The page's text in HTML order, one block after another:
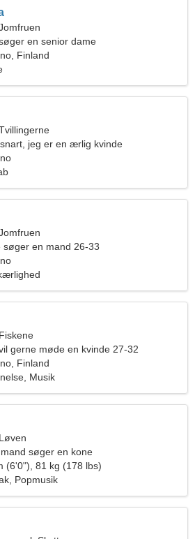
en senior dame
Finland
jeg er en ærlig kvinde
søger en mand 26-33
gerne møde en kvinde 27-32
Finland
Musik
søger en kone
(6'0"), 81 kg (178 lbs)
Popmusik